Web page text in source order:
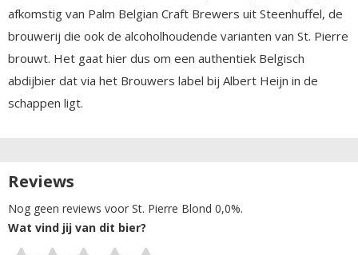
afkomstig van Palm Belgian Craft Brewers uit Steenhuffel, de
brouwerij die ook de alcoholhoudende varianten van St. Pierre
brouwt. Het gaat hier dus om een authentiek Belgisch
abdijbier dat via het Brouwers label bij Albert Heijn in de
schappen ligt.
Reviews
Nog geen reviews voor St. Pierre Blond 0,0%.
Wat vind jij van dit bier?